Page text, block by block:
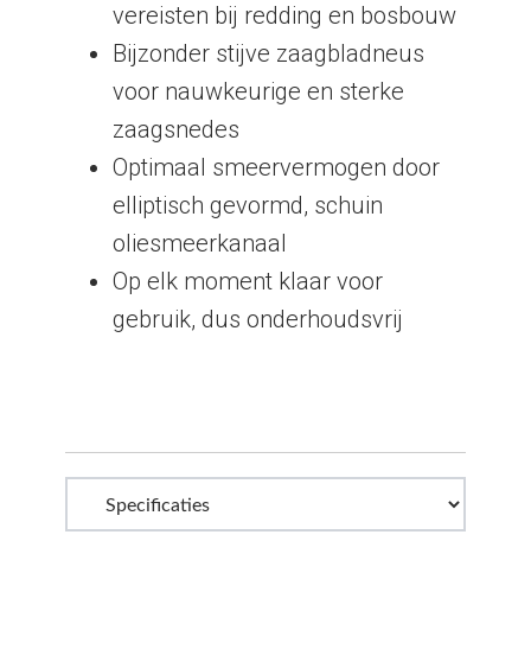
vereisten bij redding en bosbouw
Bijzonder stijve zaagbladneus
voor nauwkeurige en sterke
zaagsnedes
Optimaal smeervermogen door
elliptisch gevormd, schuin
oliesmeerkanaal
Op elk moment klaar voor
gebruik, dus onderhoudsvrij